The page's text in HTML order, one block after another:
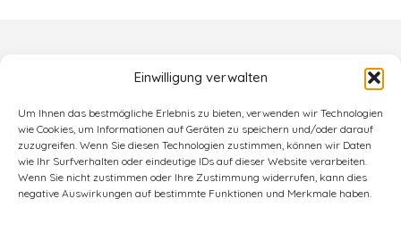
Einwilligung verwalten
Um Ihnen das bestmögliche Erlebnis zu bieten, verwenden wir Technologien
wie Cookies, um Informationen auf Geräten zu speichern und/oder darauf
zuzugreifen. Wenn Sie diesen Technologien zustimmen, können wir Daten
wie Ihr Surfverhalten oder eindeutige IDs auf dieser Website verarbeiten.
Wenn Sie nicht zustimmen oder Ihre Zustimmung widerrufen, kann dies
negative Auswirkungen auf bestimmte Funktionen und Merkmale haben.